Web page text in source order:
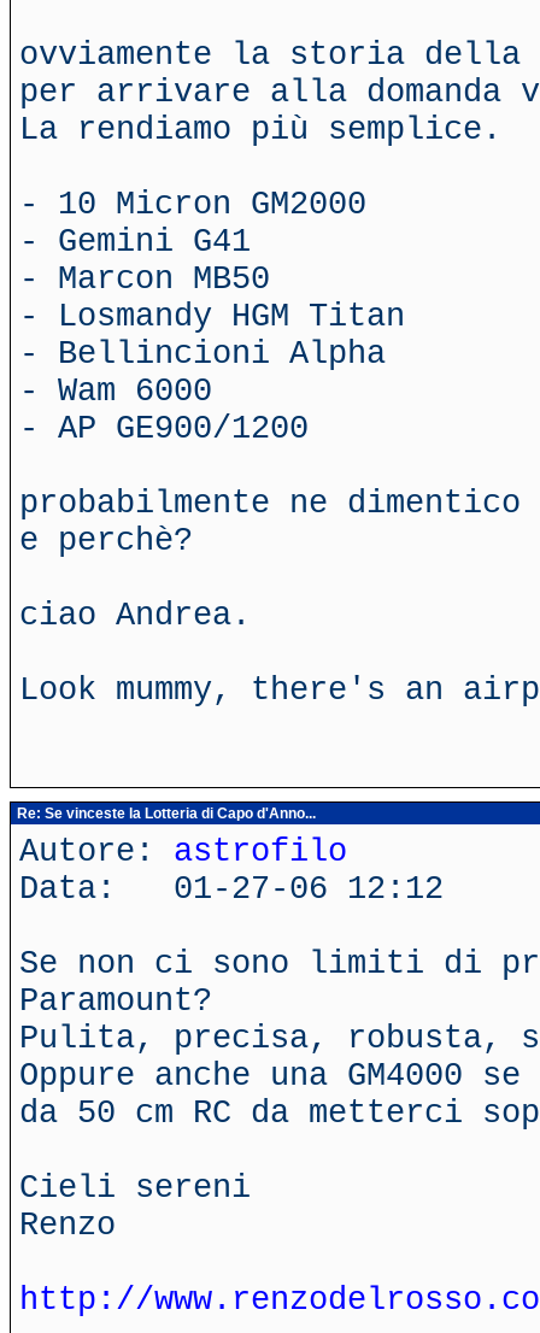
ovviamente la storia
per arrivare alla domanda
La rendiamo più semplice.
- 10 Micron GM2000
- Gemini G41
- Marcon MB50
- Losmandy HGM Titan
- Bellincioni Alpha
- Wam 6000
- AP GE900/1200
probabilmente ne
e perchè?
ciao Andrea.
Look mummy, there's an
Re: Se vinceste la Lotteria di Capo d'Anno...
Autore: astrofilo
Data: 01-27-06 12:12
Se non ci sono limiti di
Paramount?
Pulita, precisa, robusta,
Oppure anche una
da 50 cm RC da metterci
Cieli sereni
Renzo
http://